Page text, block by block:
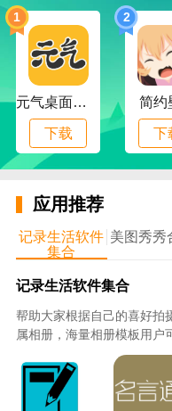
1.评论和弹幕体验都
2.漫画夏日夏日漫画季
多爆炸！新的在外围
3.日漫真爱周启动，15
如果你发现版本旧了
tousu@liqucn.com，
安卓版漫画书介绍
[嘿，有漫画！】
海量高清正版漫画，热
器。看漫画的时候可
组队一起刷漫画！
[正版太阳人]
1
元气桌面下载
下载
2
简约
下
应用推荐
记录生活软件
集合
美图秀秀
记录生活软件集合
帮助大家根据自己的喜好拍
属相册，海量相册模板用户